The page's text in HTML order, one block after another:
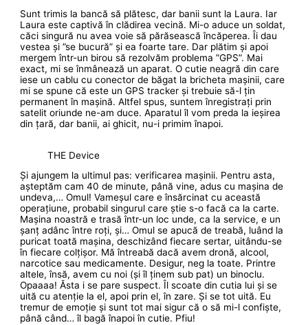
Sunt trimis la bancă să plătesc, dar banii sunt la Laura. Iar
Laura este captivă în clădirea vecină. Mi-o aduce un soldat,
căci singură nu avea voie să părăsească încăperea. Îi dau
vestea și ”se bucură” și ea foarte tare. Dar plătim și apoi
mergem într-un birou să rezolvăm problema ”GPS”. Mai
exact, mi se înmânează un aparat. O cutie neagră din care
iese un cablu cu conector de băgat la bricheta mașinii, care
mi se spune că este un GPS tracker și trebuie să-l țin
permanent în mașină. Altfel spus, suntem înregistrați prin
satelit oriunde ne-am duce. Aparatul îl vom preda la ieșirea
din țară, dar banii, ai ghicit, nu-i primim înapoi.
THE Device
Și ajungem la ultimul pas: verificarea mașinii. Pentru asta,
așteptăm cam 40 de minute, până vine, adus cu mașina de
undeva,… Omul! Vameșul care e însărcinat cu această
operațiune, probabil singurul care știe s-o facă ca la carte.
Mașina noastră e trasă într-un loc unde, ca la service, e un
șanț adânc între roți, și… Omul se apucă de treabă, luând la
puricat toată mașina, deschizând fiecare sertar, uitându-se
în fiecare colțișor. Mă întreabă dacă avem dronă, alcool,
narcotice sau medicamente. Desigur, neg la toate. Printre
altele, însă, avem cu noi (și îl ținem sub pat) un binoclu.
Opaaaa! Ăsta i se pare suspect. Îl scoate din cutia lui și se
uită cu atenție la el, apoi prin el, în zare. Și se tot uită. Eu
tremur de emoție și sunt tot mai sigur că o să mi-l confiște,
până când… îl bagă înapoi în cutie. Pfiu!